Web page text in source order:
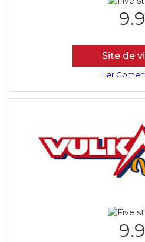
9.9
Site de
Ler
9.9